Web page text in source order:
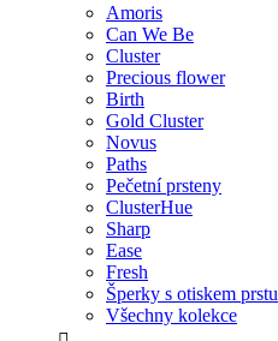
Amoris
Can We Be
Cluster
Precious flower
Birth
Gold Cluster
Novus
Paths
Pečetní prsteny
ClusterHue
Sharp
Ease
Fresh
Šperky s otiskem prstu
Všechny kolekce